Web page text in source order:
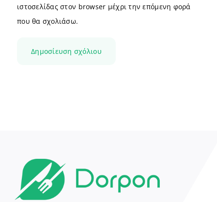
ιστοσελίδας στον browser μέχρι την επόμενη φορά
που θα σχολιάσω.